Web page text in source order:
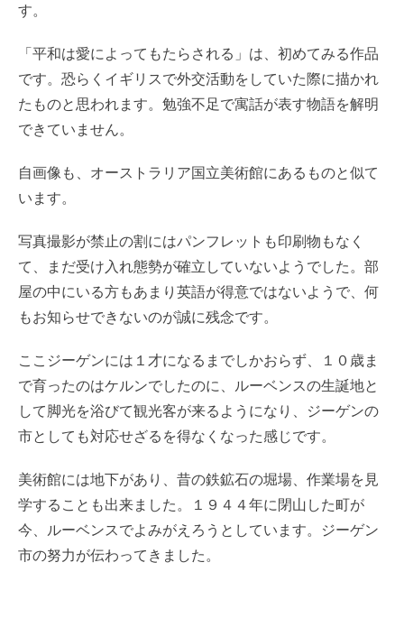
す。
「平和は愛によってもたらされる」は、初めてみる作品
です。恐らくイギリスで外交活動をしていた際に描かれ
たものと思われます。勉強不足で寓話が表す物語を解明
できていません。
自画像も、オーストラリア国立美術館にあるものと似て
います。
写真撮影が禁止の割にはパンフレットも印刷物もなく
て、まだ受け入れ態勢が確立していないようでした。部
屋の中にいる方もあまり英語が得意ではないようで、何
もお知らせできないのが誠に残念です。
ここジーゲンには１才になるまでしかおらず、１０歳ま
で育ったのはケルンでしたのに、ルーベンスの生誕地と
して脚光を浴びて観光客が来るようになり、ジーゲンの
市としても対応せざるを得なくなった感じです。
美術館には地下があり、昔の鉄鉱石の堀場、作業場を見
学することも出来ました。１９４４年に閉山した町が
今、ルーベンスでよみがえろうとしています。ジーゲン
市の努力が伝わってきました。